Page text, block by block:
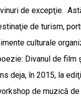
de excepţie.
de turism,
culturale
Divanul de film
deja, în 2015, la
de muzică